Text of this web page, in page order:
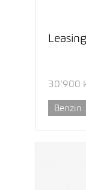
30’900
Benzin